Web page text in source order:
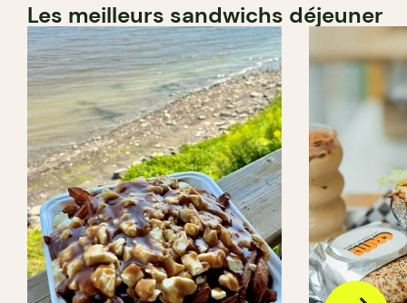
Les meilleurs sandwichs déjeuner